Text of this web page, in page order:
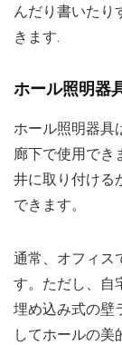
んだり書いたり
きます.
ホール照明器
ホール照明器具
廊下で使用でき
井に取り付ける
できます。
通常、オフィス
す。ただし、自
埋め込み式の壁
してホールの美